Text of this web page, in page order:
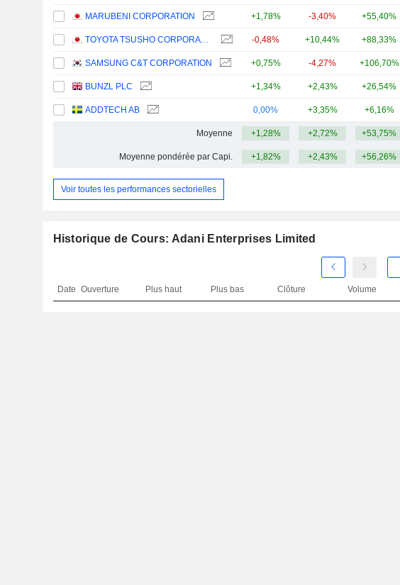
MARUBENI CORPORATION +1,78% -3,40% +55,40%
TOYOTA TSUSHO CORPORATION -0,48% +10,44% +88,33%
SAMSUNG C&T CORPORATION +0,75% -4,27% +106,70%
BUNZL PLC +1,34% +2,43% +26,54%
ADDTECH AB 0,00% +3,35% +6,16%
Moyenne +1,28% +2,72% +53,75%
Moyenne pondérée par Capi. +1,82% +2,43% +56,26%
Voir toutes les performances sectorielles
Historique de Cours: Adani Enterprises Limited
Date Ouverture Plus haut Plus bas Clôture Volume